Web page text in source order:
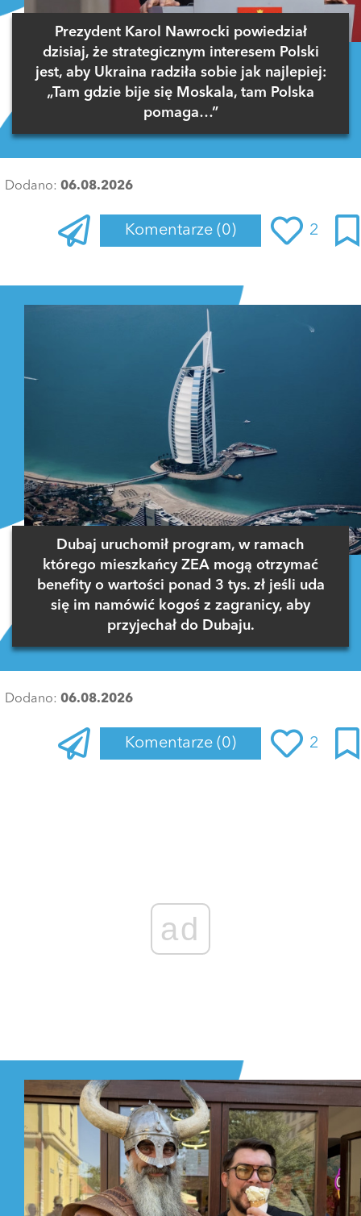
Prezydent Karol Nawrocki powiedział
dzisiaj, że strategicznym interesem Polski
jest, aby Ukraina radziła sobie jak najlepiej:
„Tam gdzie bije się Moskala, tam Polska
pomaga…”
Dodano: 06.08.2026
Komentarze (0) 2
Dubaj uruchomił program, w ramach
którego mieszkańcy ZEA mogą otrzymać
benefity o wartości ponad 3 tys. zł jeśli uda
się im namówić kogoś z zagranicy, aby
przyjechał do Dubaju.
Dodano: 06.08.2026
Komentarze (0) 2
ad